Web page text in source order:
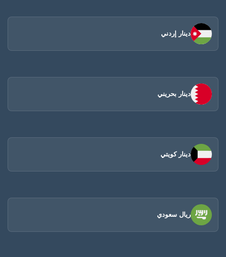
دينار إردني
دينار بحريني
دينار كويتي
ريال سعودي